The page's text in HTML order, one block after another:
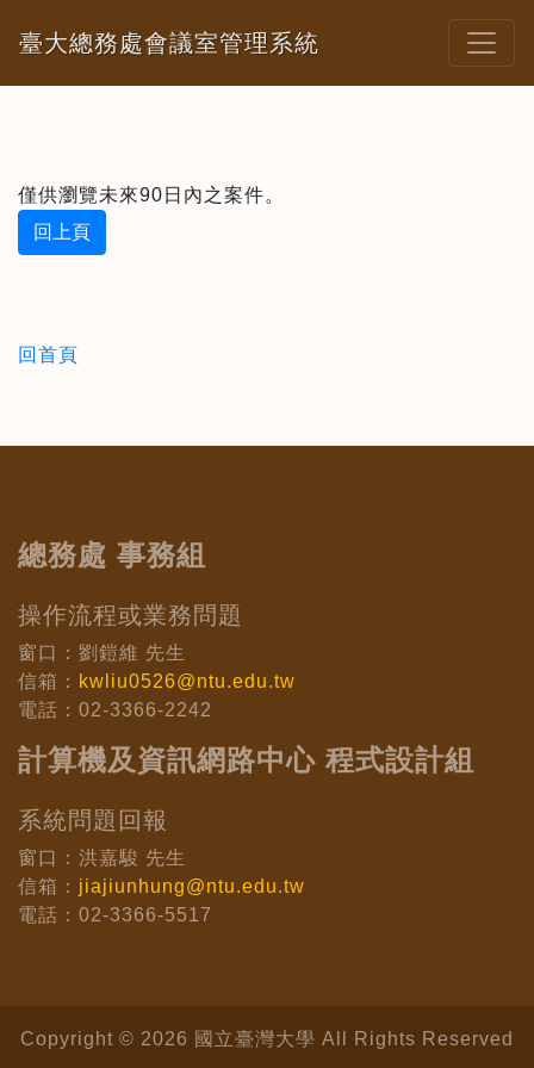
臺大總務處會議室管理系統
僅供瀏覽未來90日內之案件。
回上頁
回首頁
總務處 事務組
操作流程或業務問題
窗口：劉鎧維 先生
信箱： kwliu0526@ntu.edu.tw
電話：02-3366-2242
計算機及資訊網路中心 程式設計組
系統問題回報
窗口：洪嘉駿 先生
信箱： jiajiunhung@ntu.edu.tw
電話：02-3366-5517
Copyright © 2026 國立臺灣大學 All Rights Reserved